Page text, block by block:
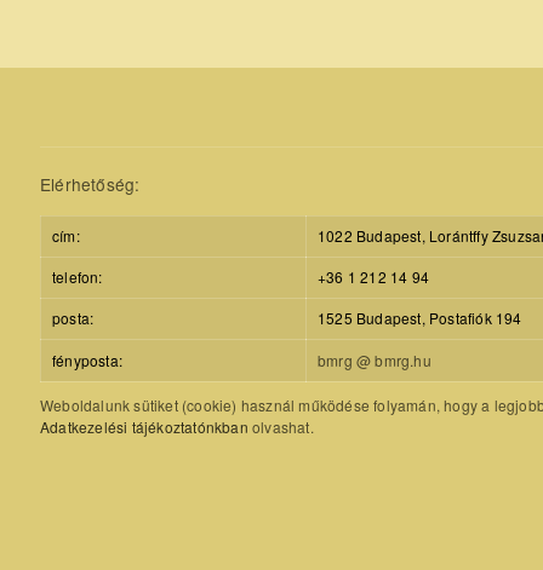
Elérhetőség:
cím:
1022 Budapest, Lorántffy
telefon:
+36 1 212 14 94
posta:
1525 Budapest, Postafiók 194
fényposta: bmrg @ bmrg.hu
Weboldalunk sütiket (cookie) használ működése folyamán, hogy a
Adatkezelési tájékoztatónkban olvashat.